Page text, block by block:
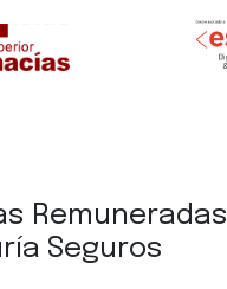
Remuneradas
Seguros